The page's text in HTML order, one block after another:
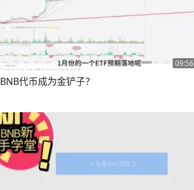
09:56
BNB代币成为金铲子？